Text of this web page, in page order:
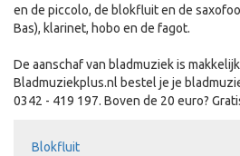
en de piccolo, de blokfluit en de
Bas), klarinet, hobo en de fagot.
De aanschaf van bladmuziek is
Bladmuziekplus.nl bestel je je
0342 - 419 197. Boven de 20 euro?
Blokfluit